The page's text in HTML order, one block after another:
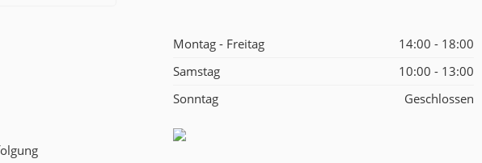
Montag - Freitag
14:00 - 18:00
Samstag
10:00 - 13:00
Sonntag
Geschlossen